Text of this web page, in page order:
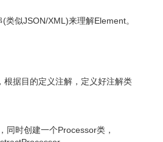
似JSON/XML)来理解Element。
据目的定义注解，定义好注解类
时创建一个Processor类，